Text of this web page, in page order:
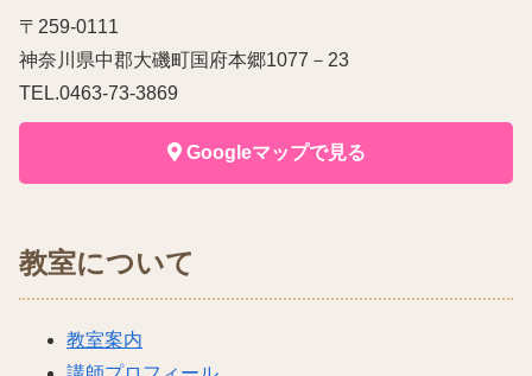
〒259-0111
神奈川県中郡大磯町国府本郷1077－23
TEL.0463-73-3869
Googleマップで見る
教室について
教室案内